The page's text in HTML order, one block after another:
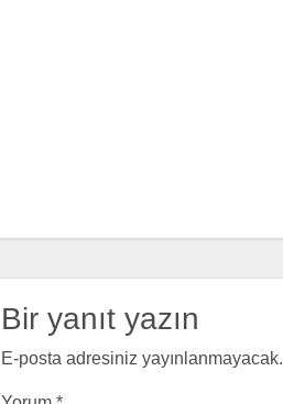
Bir yanıt yazın
E-posta adresiniz yayınlanmayacak.